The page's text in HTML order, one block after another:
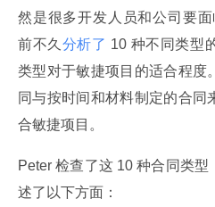
然是很多开发人员和公司要面
前不久 分析了 10 种不同类型
类型对于敏捷项目的适合程度
同与按时间和材料制定的合同
合敏捷项目。
Peter 检查了这 10 种合同类
述了以下方面：